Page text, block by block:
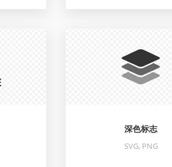
深色标志
SVG, PNG